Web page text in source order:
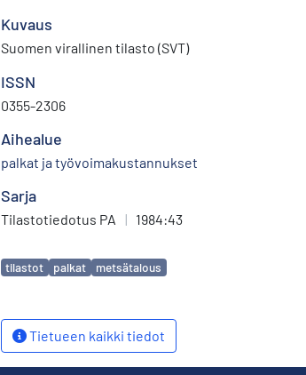
Kuvaus
Suomen virallinen tilasto (SVT)
ISSN
0355-2306
Aihealue
palkat ja työvoimakustannukset
Sarja
Tilastotiedotus PA | 1984:43
Avainsanat
tilastot palkat metsätalous
Tietueen kaikki tiedot